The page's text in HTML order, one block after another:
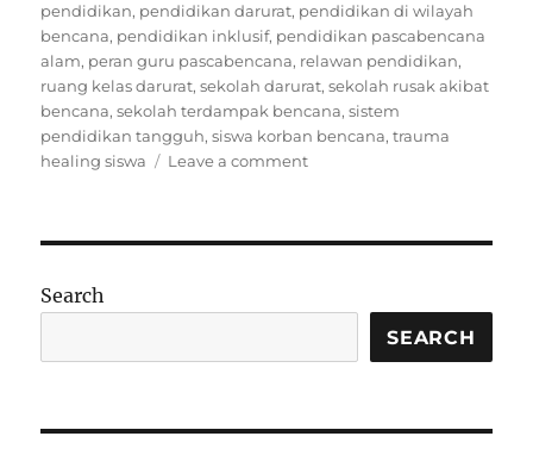
pendidikan, pendidikan darurat, pendidikan di wilayah
bencana, pendidikan inklusif, pendidikan pascabencana
alam, peran guru pascabencana, relawan pendidikan,
ruang kelas darurat,sekolah darurat,sekolah rusak akibat
bencana,sekolah terdampak bencana,sistem
pendidikan tangguh,siswa korban bencana,trauma
healing siswa
Leave a commenton
Belajar
Dimulai
Search
SEARCH